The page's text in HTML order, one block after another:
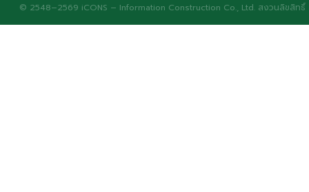
© 2548–2569 iCONS – Information Construction Co., Ltd. สงวนลิขสิทธิ์